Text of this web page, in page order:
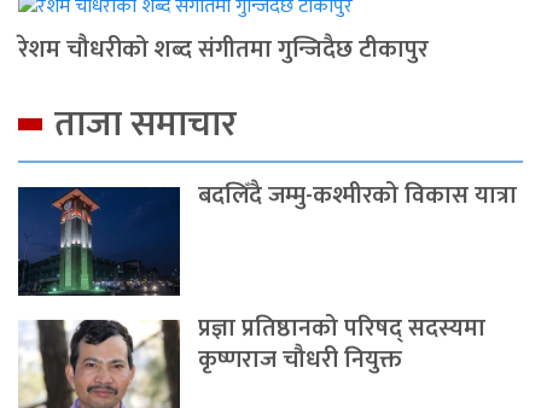
रेशम चौधरीको शब्द संगीतमा गुन्जिदैछ टीकापुर
ताजा समाचार
बदलिँदै जम्मु-कश्मीरको विकास यात्रा
प्रज्ञा प्रतिष्ठानको परिषद् सदस्यमा
कृष्णराज चौधरी नियुक्त